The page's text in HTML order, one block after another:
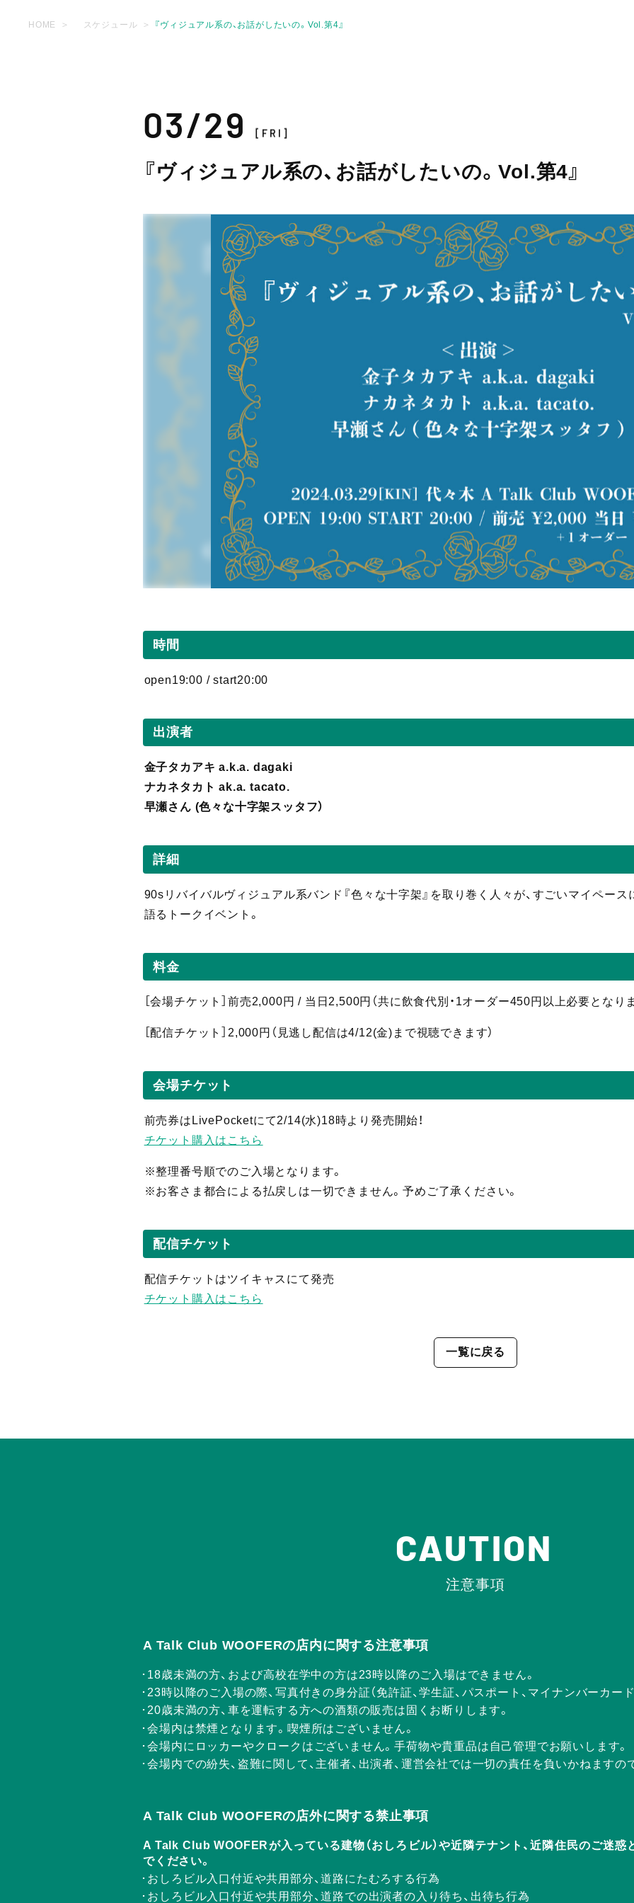
HOME スケジュール 『ヴィジュアル系の、お話がしたいの。Vol.第4』
03/29 [FRI]
『ヴィジュアル系の、お話がしたいの。Vol.第4』
時間
open19:00 / start20:00
出演者
金子タカアキ a.k.a. dagaki
ナカネタカト ak.a. tacato.
早瀬さん (色々な十字架スッタフ）
詳細
90sリバイバルヴィジュアル系バンド『色々な十字架』を取り巻く人々が、すごいマイペー
語るトークイベント。
料金
［会場チケット］前売2,000円 / 当日2,500円（共に飲食代別・1オーダー450円以上必要となり
［配信チケット］2,000円（見逃し配信は4/12(金)まで視聴できます）
会場チケット
前売券はLivePocketにて2/14(水)18時より発売開始！
チケット購入はこちら
※整理番号順でのご入場となります。
※お客さま都合による払戻しは一切できません。予めご了承ください。
配信チケット
配信チケットはツイキャスにて発売
チケット購入はこちら
一覧に戻る
CAUTION
注意事項
A Talk Club WOOFERの店内に関する注意事項
18歳未満の方、および高校在学中の方は23時以降のご入場はできません。
23時以降のご入場の際、写真付きの身分証（免許証、学生証、パスポート、マイナンバーカー
20歳未満の方、車を運転する方への酒類の販売は固くお断りします。
会場内は禁煙となります。喫煙所はございません。
会場内にロッカーやクロークはございません。手荷物や貴重品は自己管理でお願いします。
会場内での紛失、盗難に関して、主催者、出演者、運営会社では一切の責任を負いかねますの
A Talk Club WOOFERの店外に関する禁止事項
A Talk Club WOOFERが入っている建物（おしろビル）や近隣テナント、近隣住民のご迷
でください。
おしろビル入口付近や共用部分、道路にたむろする行為
おしろビル入口付近や共用部分、道路での出演者の入り待ち、出待ち行為